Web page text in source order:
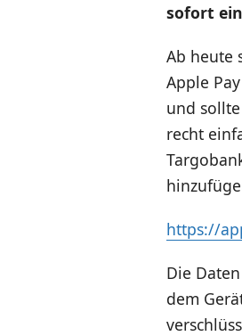
sofort
Ab heute
Apple
und
recht
https://
Die
dem